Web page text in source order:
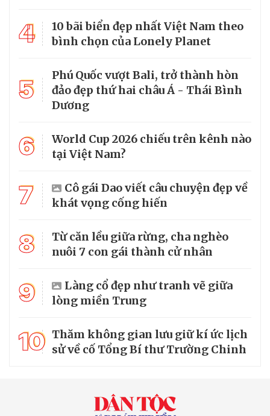
4
10 bãi biển đẹp nhất Việt Nam theo
bình chọn của Lonely Planet
5
Phú Quốc vượt Bali, trở thành hòn
đảo đẹp thứ hai châu Á - Thái Bình
Dương
6
World Cup 2026 chiếu trên kênh nào
tại Việt Nam?
7
Cô gái Dao viết câu chuyện đẹp về
khát vọng cống hiến
8
Từ căn lều giữa rừng, cha nghèo
nuôi 7 con gái thành cử nhân
9
Làng cổ đẹp như tranh vẽ giữa
lòng miền Trung
10 Thăm không gian lưu giữ kí ức lịch
sử về cố Tổng Bí thư Trường Chinh